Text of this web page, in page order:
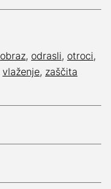
obraz, odrasli, otroci,
vlaženje, zaščita